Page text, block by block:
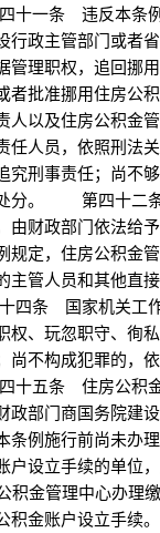
一条 违反本条例
行政主管部门或者
管理职权，追回挪
者批准挪用住房公
人以及住房公积金
任人员，依照刑法
究刑事责任；尚不
处分。 第四十二
由财政部门依法
定，住房公积金
主管人员和其他直
条 国家机关工作
权、玩忽职守、徇私
尚不构成犯罪的，
条 住房公积金
政部门商国务院建
施行前尚未办理
户设立手续的单位
积金管理中心办理
公积金账户设立